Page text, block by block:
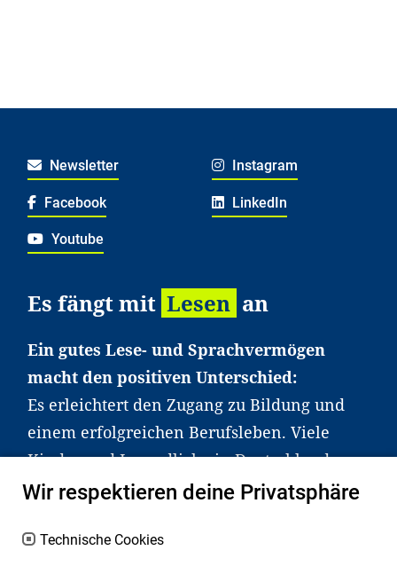
Newsletter Instagram
Facebook LinkedIn
Youtube
Es fängt mit Lesen an
Ein gutes Lese- und Sprachvermögen
macht den positiven Unterschied:
Es erleichtert den Zugang zu Bildung und
einem erfolgreichen Berufsleben. Viele
Kinder und Jugendliche in Deutschland
haben aber große Schwierigkeiten dabei.
an Familien sowie an Erzieher*innen,
Wir respektieren deine Privatsphäre
Technische Cookies